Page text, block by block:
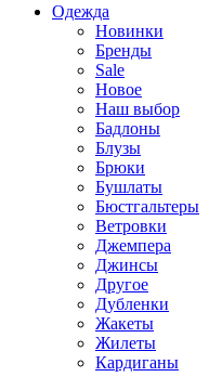
Одежда
Новинки
Бренды
Sale
Новое
Наш выбор
Бадлоны
Блузы
Брюки
Бушлаты
Бюстгальтеры
Ветровки
Джемпера
Джинсы
Другое
Дубленки
Жакеты
Жилеты
Кардиганы